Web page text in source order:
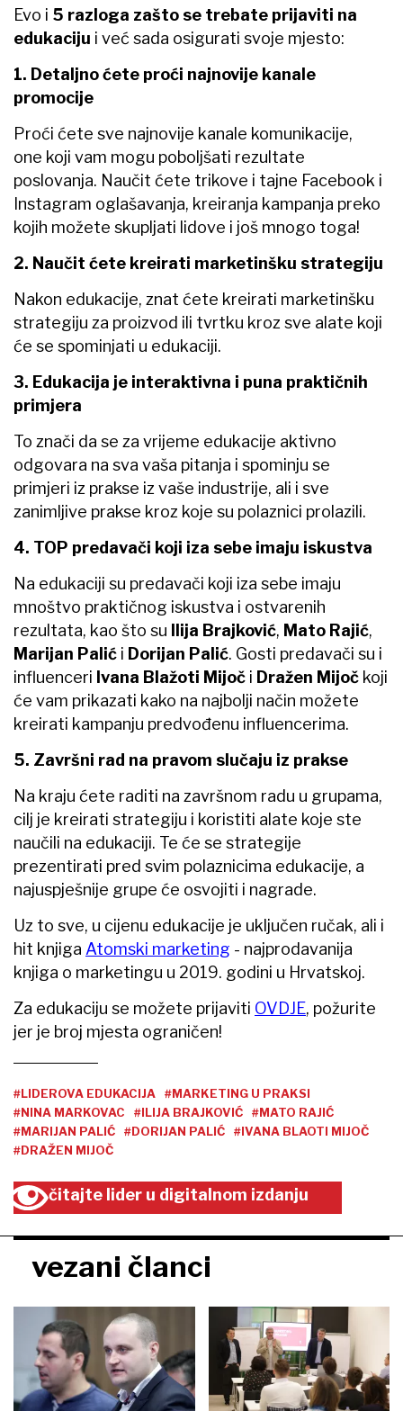
Evo i 5 razloga zašto se trebate prijaviti na
edukaciju i već sada osigurati svoje mjesto:
1. Detaljno ćete proći najnovije kanale
promocije
Proći ćete sve najnovije kanale komunikacije,
one koji vam mogu poboljšati rezultate
poslovanja. Naučit ćete trikove i tajne Facebook i
Instagram oglašavanja, kreiranja kampanja preko
kojih možete skupljati lidove i još mnogo toga!
2. Naučit ćete kreirati marketinšku strategiju
Nakon edukacije, znat ćete kreirati marketinšku
strategiju za proizvod ili tvrtku kroz sve alate koji
će se spominjati u edukaciji.
3. Edukacija je interaktivna i puna praktičnih
primjera
To znači da se za vrijeme edukacije aktivno
odgovara na sva vaša pitanja i spominju se
primjeri iz prakse iz vaše industrije, ali i sve
zanimljive prakse kroz koje su polaznici prolazili.
4. TOP predavači koji iza sebe imaju iskustva
Na edukaciji su predavači koji iza sebe imaju
mnoštvo praktičnog iskustva i ostvarenih
rezultata, kao što su Ilija Brajković, Mato Rajić,
Marijan Palić i Dorijan Palić. Gosti predavači su i
influenceri Ivana Blažoti Mijoč i Dražen Mijoč koji
će vam prikazati kako na najbolji način možete
kreirati kampanju predvođenu influencerima.
5. Završni rad na pravom slučaju iz prakse
Na kraju ćete raditi na završnom radu u grupama,
cilj je kreirati strategiju i koristiti alate koje ste
naučili na edukaciji. Te će se strategije
prezentirati pred svim polaznicima edukacije, a
najuspješnije grupe će osvojiti i nagrade.
Uz to sve, u cijenu edukacije je uključen ručak, ali i
hit knjiga Atomski marketing - najprodavanija
knjiga o marketingu u 2019. godini u Hrvatskoj.
Za edukaciju se možete prijaviti OVDJE, požurite
jer je broj mjesta ograničen!
#LIDEROVA EDUKACIJA
#MARKETING U PRAKSI
#NINA MARKOVAC
#ILIJA BRAJKOVIĆ
#MATO RAJIĆ
#MARIJAN PALIĆ
#DORIJAN PALIĆ
#IVANA BLAOTI MIJOČ
#DRAŽEN MIJOČ
čitajte lider u digitalnom izdanju
vezani članci